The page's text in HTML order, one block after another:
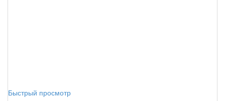
Быстрый просмотр